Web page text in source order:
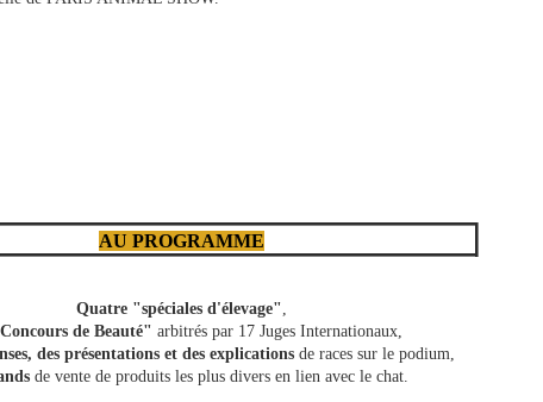
AU PROGRAMME
Quatre "spéciales d'élevage",
de Beauté" arbitrés par 17 Juges Internationaux,
des présentations et des explicationsde races sur le podium,
de vente de produits les plus divers en lien avec le chat.